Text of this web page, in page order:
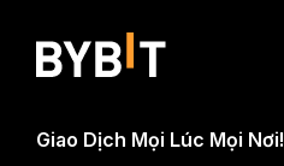
Giao Dịch Mọi Lúc Mọi Nơi!